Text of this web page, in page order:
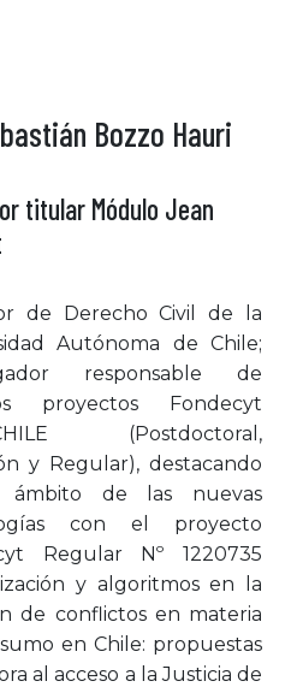
Bozzo Hauri
titular Módulo Jean
de Derecho Civil de la
Autónoma de Chile;
responsable de
proyectos Fondecyt
CHILE (Postdoctoral,
y Regular), destacando
de las nuevas
con el proyecto
Regular Nº 1220735
y algoritmos en la
de conflictos en materia
en Chile: propuestas
al acceso a la Justicia de